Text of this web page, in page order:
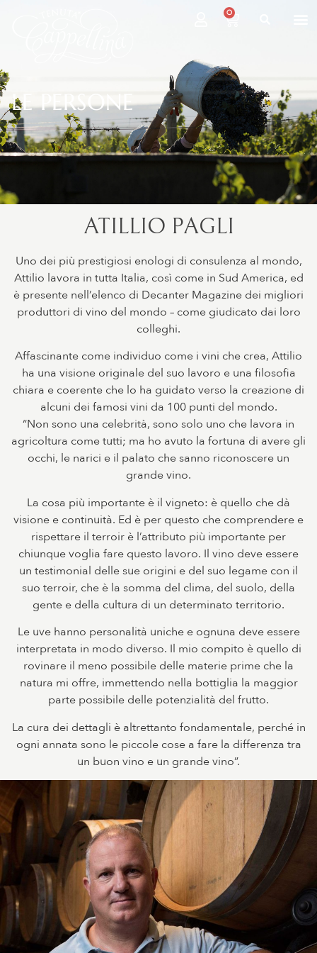
0
LE PERSONE
ATILLIO PAGLI
Uno dei più prestigiosi enologi di consulenza al mondo,
Attilio lavora in tutta Italia, così come in Sud America, ed
è presente nell’elenco di Decanter Magazine dei migliori
produttori di vino del mondo – come giudicato dai loro
colleghi.
Affascinante come individuo come i vini che crea, Attilio
ha una visione originale del suo lavoro e una filosofia
chiara e coerente che lo ha guidato verso la creazione di
alcuni dei famosi vini da 100 punti del mondo.
“Non sono una celebrità, sono solo uno che lavora in
agricoltura come tutti; ma ho avuto la fortuna di avere gli
occhi, le narici e il palato che sanno riconoscere un
grande vino.
La cosa più importante è il vigneto: è quello che dà
visione e continuità. Ed è per questo che comprendere e
rispettare il terroir è l’attributo più importante per
chiunque voglia fare questo lavoro. Il vino deve essere
un testimonial delle sue origini e del suo legame con il
suo terroir, che è la somma del clima, del suolo, della
gente e della cultura di un determinato territorio.
Le uve hanno personalità uniche e ognuna deve essere
interpretata in modo diverso. Il mio compito è quello di
rovinare il meno possibile delle materie prime che la
natura mi offre, immettendo nella bottiglia la maggior
parte possibile delle potenzialità del frutto.
La cura dei dettagli è altrettanto fondamentale, perché in
ogni annata sono le piccole cose a fare la differenza tra
un buon vino e un grande vino”.